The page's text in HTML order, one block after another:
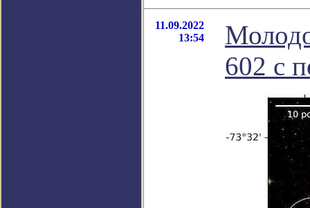
11.09.2022
13:54
602 с